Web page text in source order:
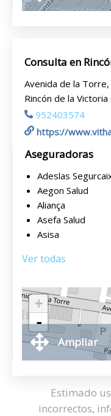
Consulta en
Avenida de la
Rincón de la
952403574
https://
Aseguradoras
Adeslas
Aegon Salud
Aliança
Asefa Salud
Asisa
Ver todas
+
-
Ampliar
Estimado
incorrectos,